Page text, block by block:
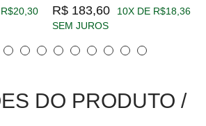
R$ 183,60
10X DE R$18,36
SEM JUROS
DO PRODUTO /